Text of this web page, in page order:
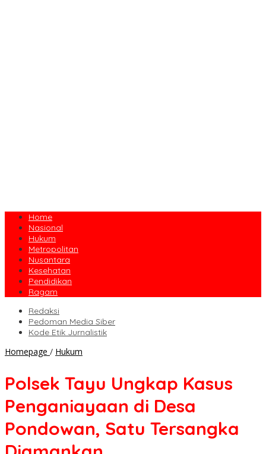
Home
Nasional
Hukum
Metropolitan
Nusantara
Kesehatan
Pendidikan
Ragam
Redaksi
Pedoman Media Siber
Kode Etik Jurnalistik
Homepage / Hukum
Kasus
Penganiayaan
di
Desa
Pondowan,
Satu
Polsek Tayu Ungkap Kasus
Penganiayaan di Desa
Pondowan, Satu Tersangka